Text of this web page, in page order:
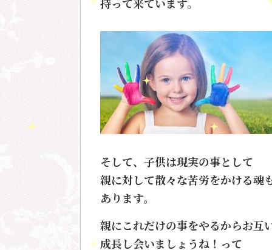
持って来ています。
そして、子供は現実の事として
親に対して散々な苦労をかける魂
あります。
親にこれだけの事をやるからお互
成長し会いましょうね！って